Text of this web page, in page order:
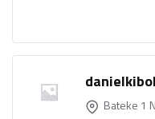
Bateke 1